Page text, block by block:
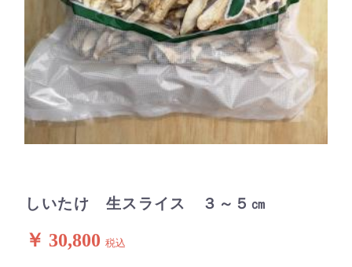
しいたけ 生スライス ３～５㎝
￥ 30,800 税込